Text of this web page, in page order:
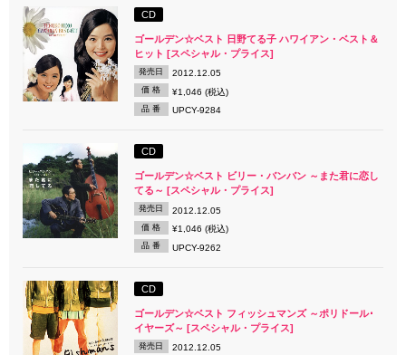
CD
ゴールデン☆ベスト 日野てる子 ハワイアン・ベスト＆
ヒット [スペシャル・プライス]
発売日 2012.12.05
価 格 ¥1,046 (税込)
品 番 UPCY-9284
CD
ゴールデン☆ベスト ビリー・バンバン ～また君に恋し
てる～ [スペシャル・プライス]
発売日 2012.12.05
価 格 ¥1,046 (税込)
品 番 UPCY-9262
CD
ゴールデン☆ベスト フィッシュマンズ ～ポリドール･
イヤーズ～ [スペシャル・プライス]
発売日 2012.12.05